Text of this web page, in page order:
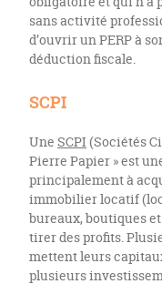
sans activité
d’ouvrir un PERP à
déduction fiscale.
SCPI
Une SCPI (Sociétés
Pierre Papier » est
principalement à
immobilier locatif
bureaux, boutiques
tirer des profits.
mettent leurs
plusieurs